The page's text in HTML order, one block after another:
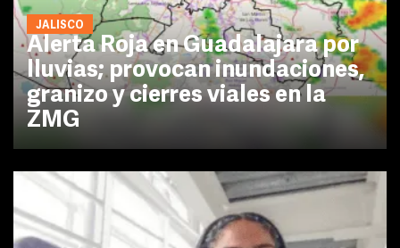
JALISCO
Alerta Roja en Guadalajara por
lluvias; provocan inundaciones,
granizo y cierres viales en la
ZMG